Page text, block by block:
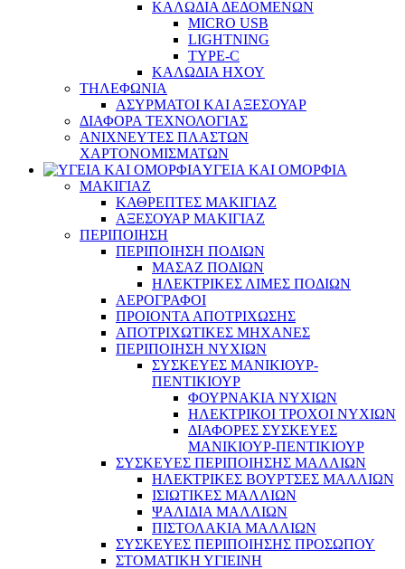
ΚΑΛΩΔΙΑ ΔΕΔΟΜΕΝΩΝ
MICRO USB
LIGHTNING
TYPE-C
ΚΑΛΩΔΙΑ ΗΧΟΥ
ΤΗΛΕΦΩΝΙΑ
ΑΣΥΡΜΑΤΟΙ ΚΑΙ ΑΞΕΣΟΥΑΡ
ΔΙΑΦΟΡΑ ΤΕΧΝΟΛΟΓΙΑΣ
ΑΝΙΧΝΕΥΤΕΣ ΠΛΑΣΤΩΝ
ΧΑΡΤΟΝΟΜΙΣΜΑΤΩΝ
ΥΓΕΙΑ ΚΑΙ ΟΜΟΡΦΙΑ
ΜΑΚΙΓΙΑΖ
ΚΑΘΡΕΠΤΕΣ ΜΑΚΙΓΙΑΖ
ΑΞΕΣΟΥΑΡ ΜΑΚΙΓΙΑΖ
ΠΕΡΙΠΟΙΗΣΗ
ΠΕΡΙΠΟΙΗΣΗ ΠΟΔΙΩΝ
ΜΑΣΑΖ ΠΟΔΙΩΝ
ΗΛΕΚΤΡΙΚΕΣ ΛΙΜΕΣ ΠΟΔΙΩΝ
ΑΕΡΟΓΡΑΦΟΙ
ΠΡΟΙΟΝΤΑ ΑΠΟΤΡΙΧΩΣΗΣ
ΑΠΟΤΡΙΧΩΤΙΚΕΣ ΜΗΧΑΝΕΣ
ΠΕΡΙΠΟΙΗΣΗ ΝΥΧΙΩΝ
ΣΥΣΚΕΥΕΣ ΜΑΝΙΚΙΟΥΡ-
ΠΕΝΤΙΚΙΟΥΡ
ΦΟΥΡΝΑΚΙΑ ΝΥΧΙΩΝ
ΗΛΕΚΤΡΙΚΟΙ ΤΡΟΧΟΙ ΝΥΧΙΩΝ
ΔΙΑΦΟΡΕΣ ΣΥΣΚΕΥΕΣ
ΜΑΝΙΚΙΟΥΡ-ΠΕΝΤΙΚΙΟΥΡ
ΣΥΣΚΕΥΕΣ ΠΕΡΙΠΟΙΗΣΗΣ ΜΑΛΛΙΩΝ
ΗΛΕΚΤΡΙΚΕΣ ΒΟΥΡΤΣΕΣ ΜΑΛΛΙΩΝ
ΙΣΙΩΤΙΚΕΣ ΜΑΛΛΙΩΝ
ΨΑΛΙΔΙΑ ΜΑΛΛΙΩΝ
ΠΙΣΤΟΛΑΚΙΑ ΜΑΛΛΙΩΝ
ΣΥΣΚΕΥΕΣ ΠΕΡΙΠΟΙΗΣΗΣ ΠΡΟΣΩΠΟΥ
ΣΤΟΜΑΤΙΚΗ ΥΓΙΕΙΝΗ